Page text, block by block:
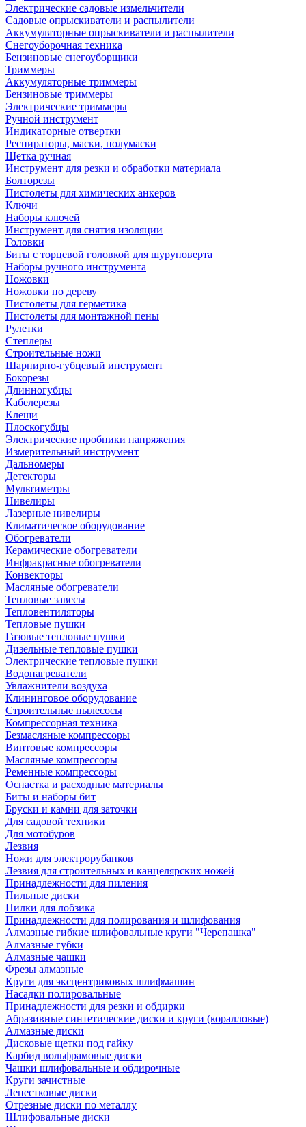
Электрические садовые измельчители
Садовые опрыскиватели и распылители
Аккумуляторные опрыскиватели и распылители
Снегоуборочная техника
Бензиновые снегоуборщики
Триммеры
Аккумуляторные триммеры
Бензиновые триммеры
Электрические триммеры
Ручной инструмент
Индикаторные отвертки
Респираторы, маски, полумаски
Щетка ручная
Инструмент для резки и обработки материала
Болторезы
Пистолеты для химических анкеров
Ключи
Наборы ключей
Инструмент для снятия изоляции
Головки
Биты с торцевой головкой для шуруповерта
Наборы ручного инструмента
Ножовки
Ножовки по дереву
Пистолеты для герметика
Пистолеты для монтажной пены
Рулетки
Степлеры
Строительные ножи
Шарнирно-губцевый инструмент
Бокорезы
Длинногубцы
Кабелерезы
Клещи
Плоскогубцы
Электрические пробники напряжения
Измерительный инструмент
Дальномеры
Детекторы
Мультиметры
Нивелиры
Лазерные нивелиры
Климатическое оборудование
Обогреватели
Керамические обогреватели
Инфракрасные обогреватели
Конвекторы
Масляные обогреватели
Тепловые завесы
Тепловентиляторы
Тепловые пушки
Газовые тепловые пушки
Дизельные тепловые пушки
Электрические тепловые пушки
Водонагреватели
Увлажнители воздуха
Клининговое оборудование
Строительные пылесосы
Компрессорная техника
Безмасляные компрессоры
Винтовые компрессоры
Масляные компрессоры
Ременные компрессоры
Оснастка и расходные материалы
Биты и наборы бит
Бруски и камни для заточки
Для садовой техники
Для мотобуров
Лезвия
Ножи для электрорубанков
Лезвия для строительных и канцелярских ножей
Принадлежности для пиления
Пильные диски
Пилки для лобзика
Принадлежности для полирования и шлифования
Алмазные гибкие шлифовальные круги "Черепашка"
Алмазные губки
Алмазные чашки
Фрезы алмазные
Круги для эксцентриковых шлифмашин
Насадки полировальные
Принадлежности для резки и обдирки
Абразивные синтетические диски и круги (коралловые)
Алмазные диски
Дисковые щетки под гайку
Карбид вольфрамовые диски
Чашки шлифовальные и обдирочные
Круги зачистные
Лепестковые диски
Отрезные диски по металлу
Шлифовальные диски